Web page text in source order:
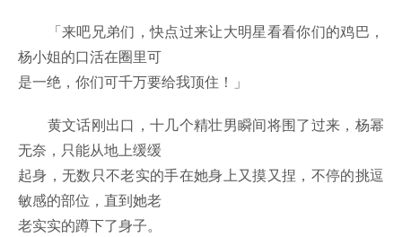
「来吧兄弟们，快点过来让大明星看看你们的鸡巴，
杨小姐的口活在圈里可
是一绝，你们可千万要给我顶住！」
黄文话刚出口，十几个精壮男瞬间将围了过来，杨幂
无奈，只能从地上缓缓
起身，无数只不老实的手在她身上又摸又捏，不停的挑逗
敏感的部位，直到她老
老实实的蹲下了身子。